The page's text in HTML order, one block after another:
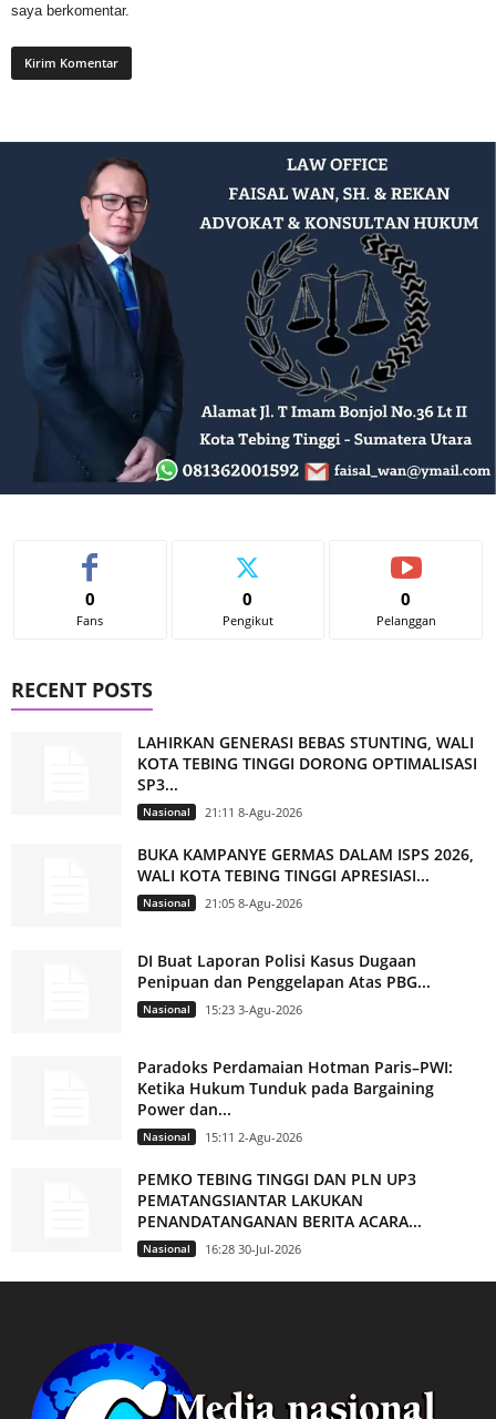
saya berkomentar.
0
Fans
0
Pengikut
0
Pelanggan
RECENT POSTS
LAHIRKAN GENERASI BEBAS STUNTING, WALI
KOTA TEBING TINGGI DORONG OPTIMALISASI
SP3...
Nasional 21:11 8-Agu-2026
BUKA KAMPANYE GERMAS DALAM ISPS 2026,
WALI KOTA TEBING TINGGI APRESIASI...
Nasional 21:05 8-Agu-2026
DI Buat Laporan Polisi Kasus Dugaan
Penipuan dan Penggelapan Atas PBG...
Nasional 15:23 3-Agu-2026
Paradoks Perdamaian Hotman Paris–PWI:
Ketika Hukum Tunduk pada Bargaining
Power dan...
Nasional 15:11 2-Agu-2026
PEMKO TEBING TINGGI DAN PLN UP3
PEMATANGSIANTAR LAKUKAN
PENANDATANGANAN BERITA ACARA...
Nasional 16:28 30-Jul-2026